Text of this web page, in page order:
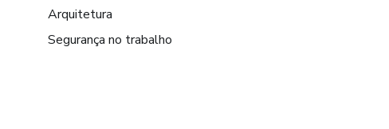
Arquitetura
Segurança no trabalho